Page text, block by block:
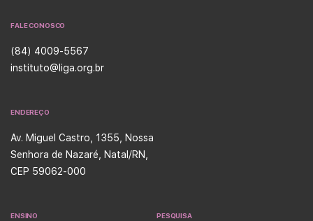
FALE CONOSCO
(84) 4009-5567
instituto@liga.org.br
ENDEREÇO
Av. Miguel Castro, 1355, Nossa
Senhora de Nazaré, Natal/RN,
CEP 59062-000
ENSINO PESQUISA